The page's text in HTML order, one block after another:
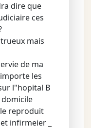
dire que
ces
mais
de ma
les
l"hopital B
reproduit
infirmeier _